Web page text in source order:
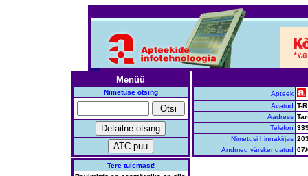
Menüü
Nimetuse otsing
Tere tulemast!
Apteek
Avatud T-
Aadress
Telefon
Nimetusi hinnakirjas
Andmed värskendatud